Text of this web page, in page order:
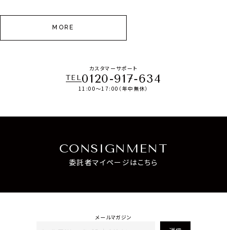
MORE
カスタマーサポート
TEL0120-917-634
11:00～17:00（年中無休）
CONSIGNMENT
委託者マイページはこちら
メールマガジン